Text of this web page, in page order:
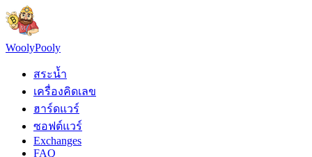
WoolyPooly
สระน้ำ
เครื่องคิดเลข
ฮาร์ดแวร์
ซอฟต์แวร์
Exchanges
FAQ